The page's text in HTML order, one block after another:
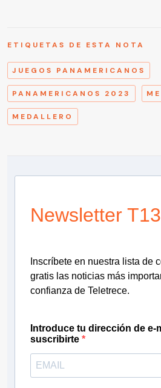
ETIQUETAS DE ESTA NOTA
JUEGOS PANAMERICANOS
PANAMERICANOS 2023
MEDALLERO
Newsletter T13
Inscríbete en nuestra lista de
gratis las noticias más
confianza de Teletrece.
Introduce tu dirección de e-
suscribirte